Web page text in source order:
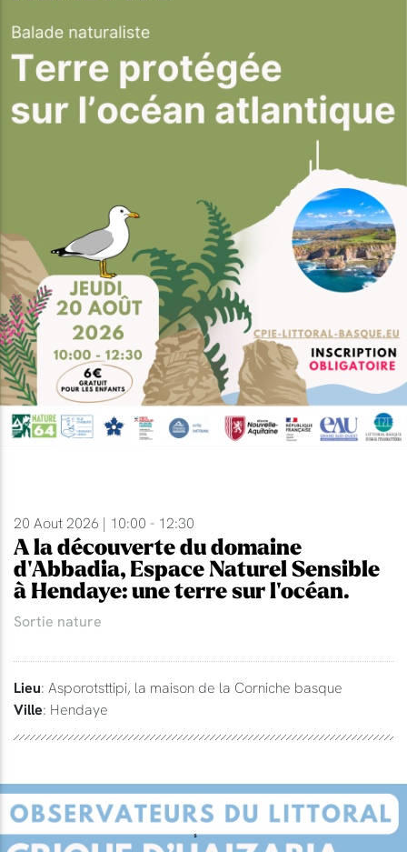
20 Aout 2026 | 10:00 - 12:30
A la découverte du domaine
d'Abbadia, Espace Naturel Sensible
à Hendaye: une terre sur l'océan.
Sortie nature
Lieu: Asporotsttipi, la maison de la Corniche basque
Ville: Hendaye